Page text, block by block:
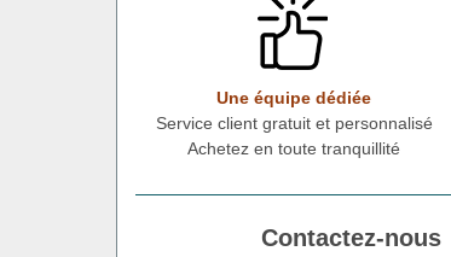
Une équipe dédiée
Service client gratuit et personnalisé
Achetez en toute tranquillité
Contactez-nous